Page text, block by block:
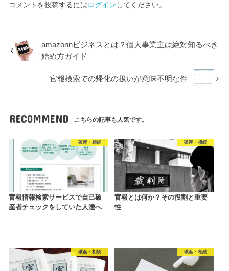
コメントを投稿するにはログイン してください。
amazonnビジネスとは？個人事業主は絶対知るべき
始め方ガイド
官報検索での帰化の扱いが意味不明な件
RECOMMEND こちらの記事も人気です。
破産・相続
官報情報検索サービスで自己破
産者チェックをしていた人達へ
破産・相続
官報とは何か？その役割と重要
性
破産・相続 破産・相続